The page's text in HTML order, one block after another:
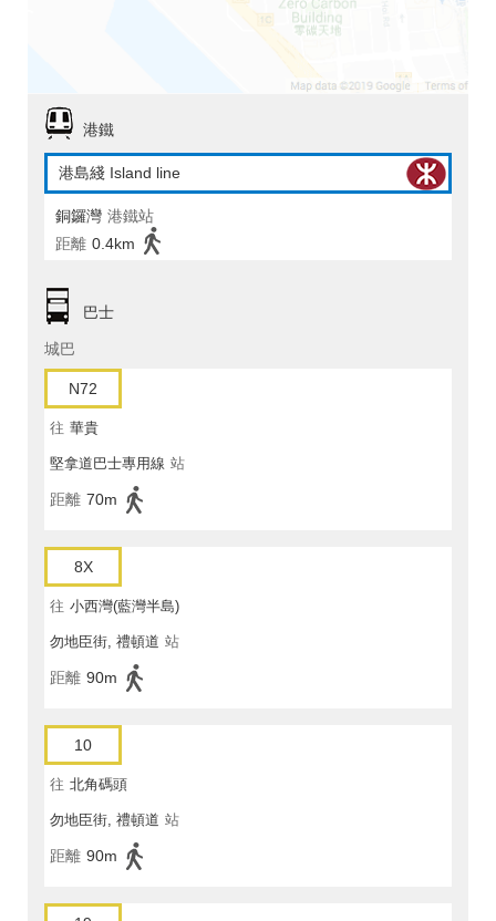
港鐵
港島綫 Island line
銅鑼灣 港鐵站
距離 0.4km
巴士
城巴
N72
往 華貴
堅拿道巴士專用線 站
距離 70m
8X
往 小西灣(藍灣半島)
勿地臣街, 禮頓道 站
距離 90m
10
往 北角碼頭
勿地臣街, 禮頓道 站
距離 90m